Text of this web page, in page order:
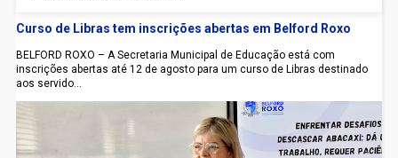
Curso de Libras tem inscrições abertas em Belford Roxo
BELFORD ROXO – A Secretaria Municipal de Educação está com
inscrições abertas até 12 de agosto para um curso de Libras destinado
aos servido...